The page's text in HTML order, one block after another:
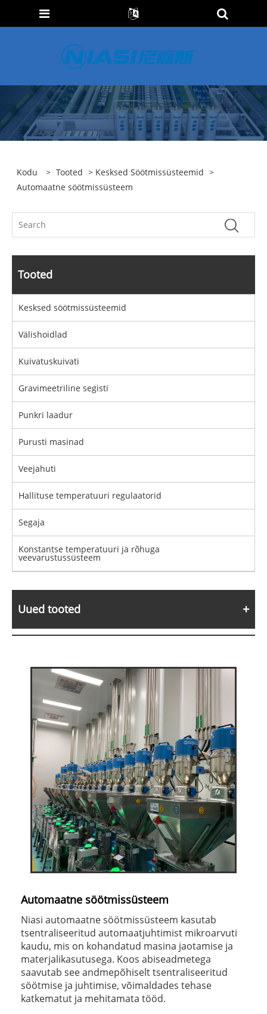
Kodu > Tooted > Kesksed Söötmissüsteemid >
Automaatne söötmissüsteem
Tooted
Kesksed söötmissüsteemid
Välishoidlad
Kuivatuskuivati
Gravimeetriline segisti
Punkri laadur
Purusti masinad
Veejahuti
Hallituse temperatuuri regulaatorid
Segaja
Konstantse temperatuuri ja rõhuga
veevarustussüsteem
Uued tooted
Automaatne söötmissüsteem
Niasi automaatne söötmissüsteem kasutab
tsentraliseeritud automaatjuhtimist mikroarvuti
kaudu, mis on kohandatud masina jaotamise ja
materjalikasutusega. Koos abiseadmetega
saavutab see andmepõhiselt tsentraliseeritud
söötmise ja juhtimise, võimaldades tehase
katkematut ja mehitamata tööd.